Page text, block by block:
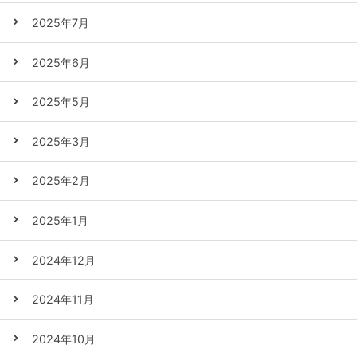
2025年7月
2025年6月
2025年5月
2025年3月
2025年2月
2025年1月
2024年12月
2024年11月
2024年10月